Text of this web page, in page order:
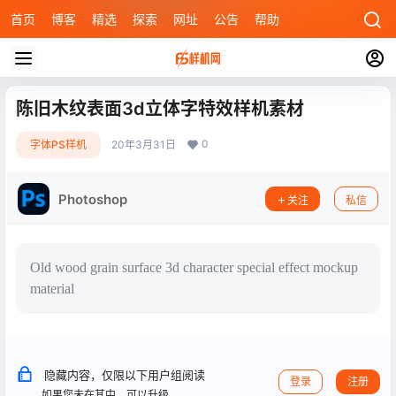
首页 博客 精选 探索 网址 公告 帮助
陈旧木纹表面3d立体字特效样机素材
字体PS样机 20年3月31日 0
Photoshop 关注 私信
Old wood grain surface 3d character special effect mockup
material
隐藏内容，仅限以下用户组阅读 登录 注册